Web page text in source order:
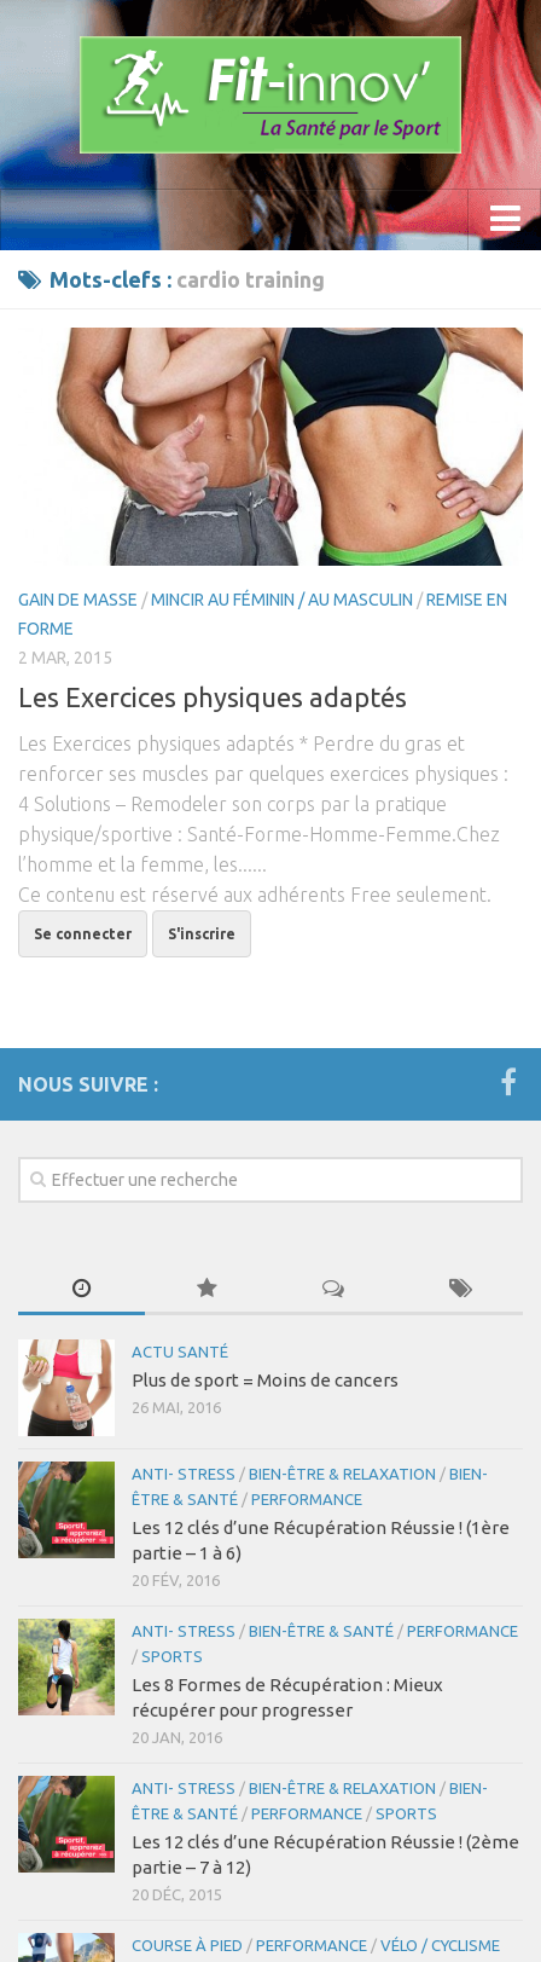
Accueil
Les Programmes » Fit-innov «
Anti- Stress
Prévention du mal de dos
Calisthenics Work Out
Cross-Fit
Natation
Vélo / Cyclisme
Post Grossesse
Perte de poids / Women
Remise en Forme / Women
Gain de Masse / Women
Fit-innov’/ Men
Gain de masse / Men
Performance & Récupération
Les Recettes
Nutrition innov’ / Women
Monodiète Détox
Régime Paléo
Régime Sans Gluten
Régime Végétarien
Mincir au Féminin / au Masculin
Coaching
Coaching Entreprise & Entreprenariat
Coaching Ergonomique
Coaching Mental
Coaching Sportif
Coaching Santé
Bien-être & Santé
Actu Santé
Sophrologie
Mots-clefs : cardio training
GAIN DE MASSE /MINCIR AU FÉMININ / AU MASCULIN /REMISE EN
FORME
2 MAR, 2015
Les Exercices physiques adaptés
Les Exercices physiques adaptés * Perdre du gras et
renforcer ses muscles par quelques exercices physiques :
4 Solutions – Remodeler son corps par la pratique
physique/sportive : Santé-Forme-Homme-Femme.Chez
l’homme et la femme, les......
Ce contenu est réservé aux adhérents Free seulement.
Se connecter S'inscrire
NOUS SUIVRE :
ACTU SANTÉ
Plus de sport = Moins de cancers
26 MAI, 2016
ANTI- STRESS / BIEN-ÊTRE & RELAXATION / BIEN-
ÊTRE & SANTÉ / PERFORMANCE
Les 12 clés d’une Récupération Réussie ! (1ère
partie – 1 à 6)
20 FÉV, 2016
ANTI- STRESS / BIEN-ÊTRE & SANTÉ / PERFORMANCE
/ SPORTS
Les 8 Formes de Récupération : Mieux
récupérer pour progresser
20 JAN, 2016
ANTI- STRESS / BIEN-ÊTRE & RELAXATION / BIEN-
ÊTRE & SANTÉ / PERFORMANCE / SPORTS
Les 12 clés d’une Récupération Réussie ! (2ème
partie – 7 à 12)
20 DÉC, 2015
COURSE À PIED / PERFORMANCE / VÉLO / CYCLISME